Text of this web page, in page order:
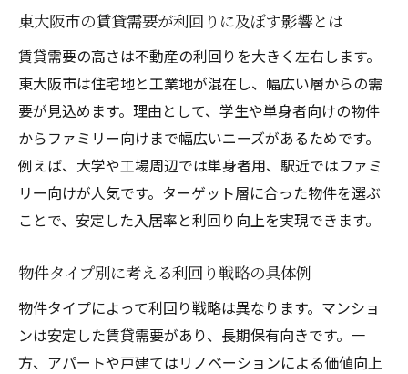
東大阪市の賃貸需要が利回りに及ぼす影響とは
賃貸需要の高さは不動産の利回りを大きく左右します。
東大阪市は住宅地と工業地が混在し、幅広い層からの需
要が見込めます。理由として、学生や単身者向けの物件
からファミリー向けまで幅広いニーズがあるためです。
例えば、大学や工場周辺では単身者用、駅近ではファミ
リー向けが人気です。ターゲット層に合った物件を選ぶ
ことで、安定した入居率と利回り向上を実現できます。
物件タイプ別に考える利回り戦略の具体例
物件タイプによって利回り戦略は異なります。マンショ
ンは安定した賃貸需要があり、長期保有向きです。一
方、アパートや戸建てはリノベーションによる価値向上